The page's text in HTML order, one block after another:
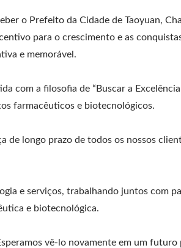
o Prefeito da Cidade de Taoyuan,
para o crescimento e as
e memorável.
com a filosofia de “Buscar a
farmacêuticos e biotecnológicos.
de longo prazo de todos os nossos
e serviços, trabalhando juntos com
e biotecnológica.
vê-lo novamente em um futuro